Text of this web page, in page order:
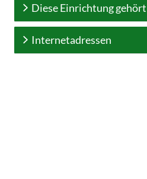
Diese Einrichtung gehört
Internetadressen